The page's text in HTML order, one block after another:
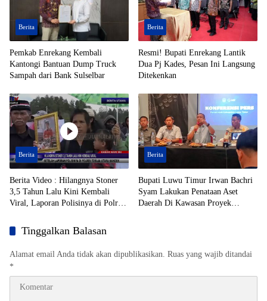
Berita
Pemkab Enrekang Kembali
Kantongi Bantuan Dump Truck
Sampah dari Bank Sulselbar
Berita
Resmi! Bupati Enrekang Lantik
Dua Pj Kades, Pesan Ini Langsung
Ditekenkan
Berita
Berita Video : Hilangnya Stoner
3,5 Tahun Lalu Kini Kembali
Viral, Laporan Polisinya di Polres
Berita
Bupati Luwu Timur Irwan Bachri
Syam Lakukan Penataan Aset
Daerah Di Kawasan Proyek
Tinggalkan Balasan
Alamat email Anda tidak akan dipublikasikan. Ruas yang wajib ditandai
*